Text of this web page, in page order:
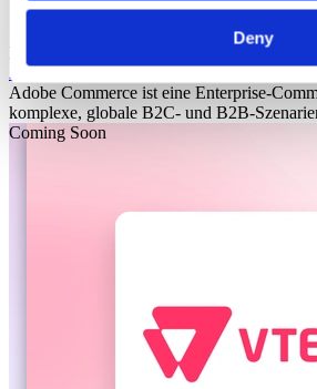
Deny
Laioutr
Adobe Commerce
Adobe Commerce ist eine Enterprise-
komplexe, globale B2C- und B2B-
Coming Soon